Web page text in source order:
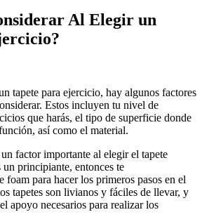
Al Elegir un
tapete para ejercicio, hay algunos factores
Estos incluyen tu nivel de
que harás, el tipo de superficie donde
así como el material.
factor importante al elegir el tapete
un principiante, entonces te
foam para hacer los primeros pasos en el
tapetes son livianos y fáciles de llevar, y
apoyo necesarios para realizar los